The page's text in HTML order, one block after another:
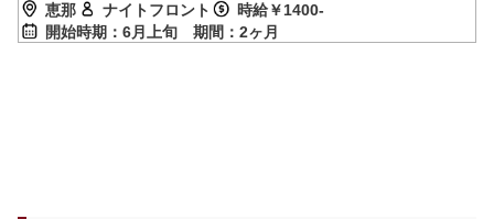
恵那 ナイトフロント
時給￥1400-
開始時期：6月上旬 期間：2ヶ月